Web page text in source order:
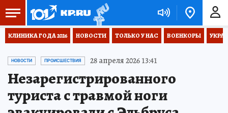
КЛИНИКА ГОДА 2026 НОВОСТИ ТОЛЬКО У НАС ВОЕНКОРЫ
НОВОСТИ ПРОИСШЕСТВИЯ 28 апреля 2026 13:41
Незарегистрированного
туриста с травмой ноги